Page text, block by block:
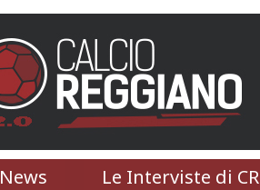
News Le Interviste di CR